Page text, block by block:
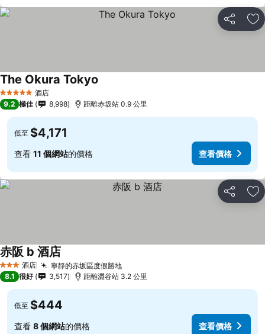
分享 放
5 星級 酒店
The Okura Tokyo
9.2 極佳 8,998 距離赤坂站 0.9 公里
低至 $4,171
查看 11 個網站的價格 查看價格
分享 放
3 星級 酒店 寧靜的赤坂區度假勝地查看價格
赤阪 b 酒店
8.1 很好 3,517 距離澀谷站 3.2 公里
低至 $444
查看 8 個網站的價格 查看價格